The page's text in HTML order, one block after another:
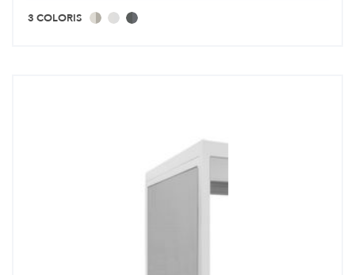
3 COLORIS